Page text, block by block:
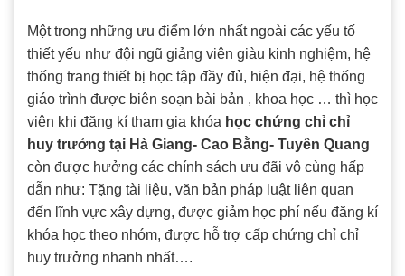
Một trong những ưu điểm lớn nhất ngoài các yếu tố
thiết yếu như đội ngũ giảng viên giàu kinh nghiệm, hệ
thống trang thiết bị học tập đầy đủ, hiện đại, hệ thống
giáo trình được biên soạn bài bản , khoa học … thì học
viên khi đăng kí tham gia khóa học chứng chỉ chỉ
huy trưởng tại Hà Giang- Cao Bằng- Tuyên Quang
còn được hưởng các chính sách ưu đãi vô cùng hấp
dẫn như: Tặng tài liệu, văn bản pháp luật liên quan
đến lĩnh vực xây dựng, được giảm học phí nếu đăng kí
khóa học theo nhóm, được hỗ trợ cấp chứng chỉ chỉ
huy trưởng nhanh nhất….